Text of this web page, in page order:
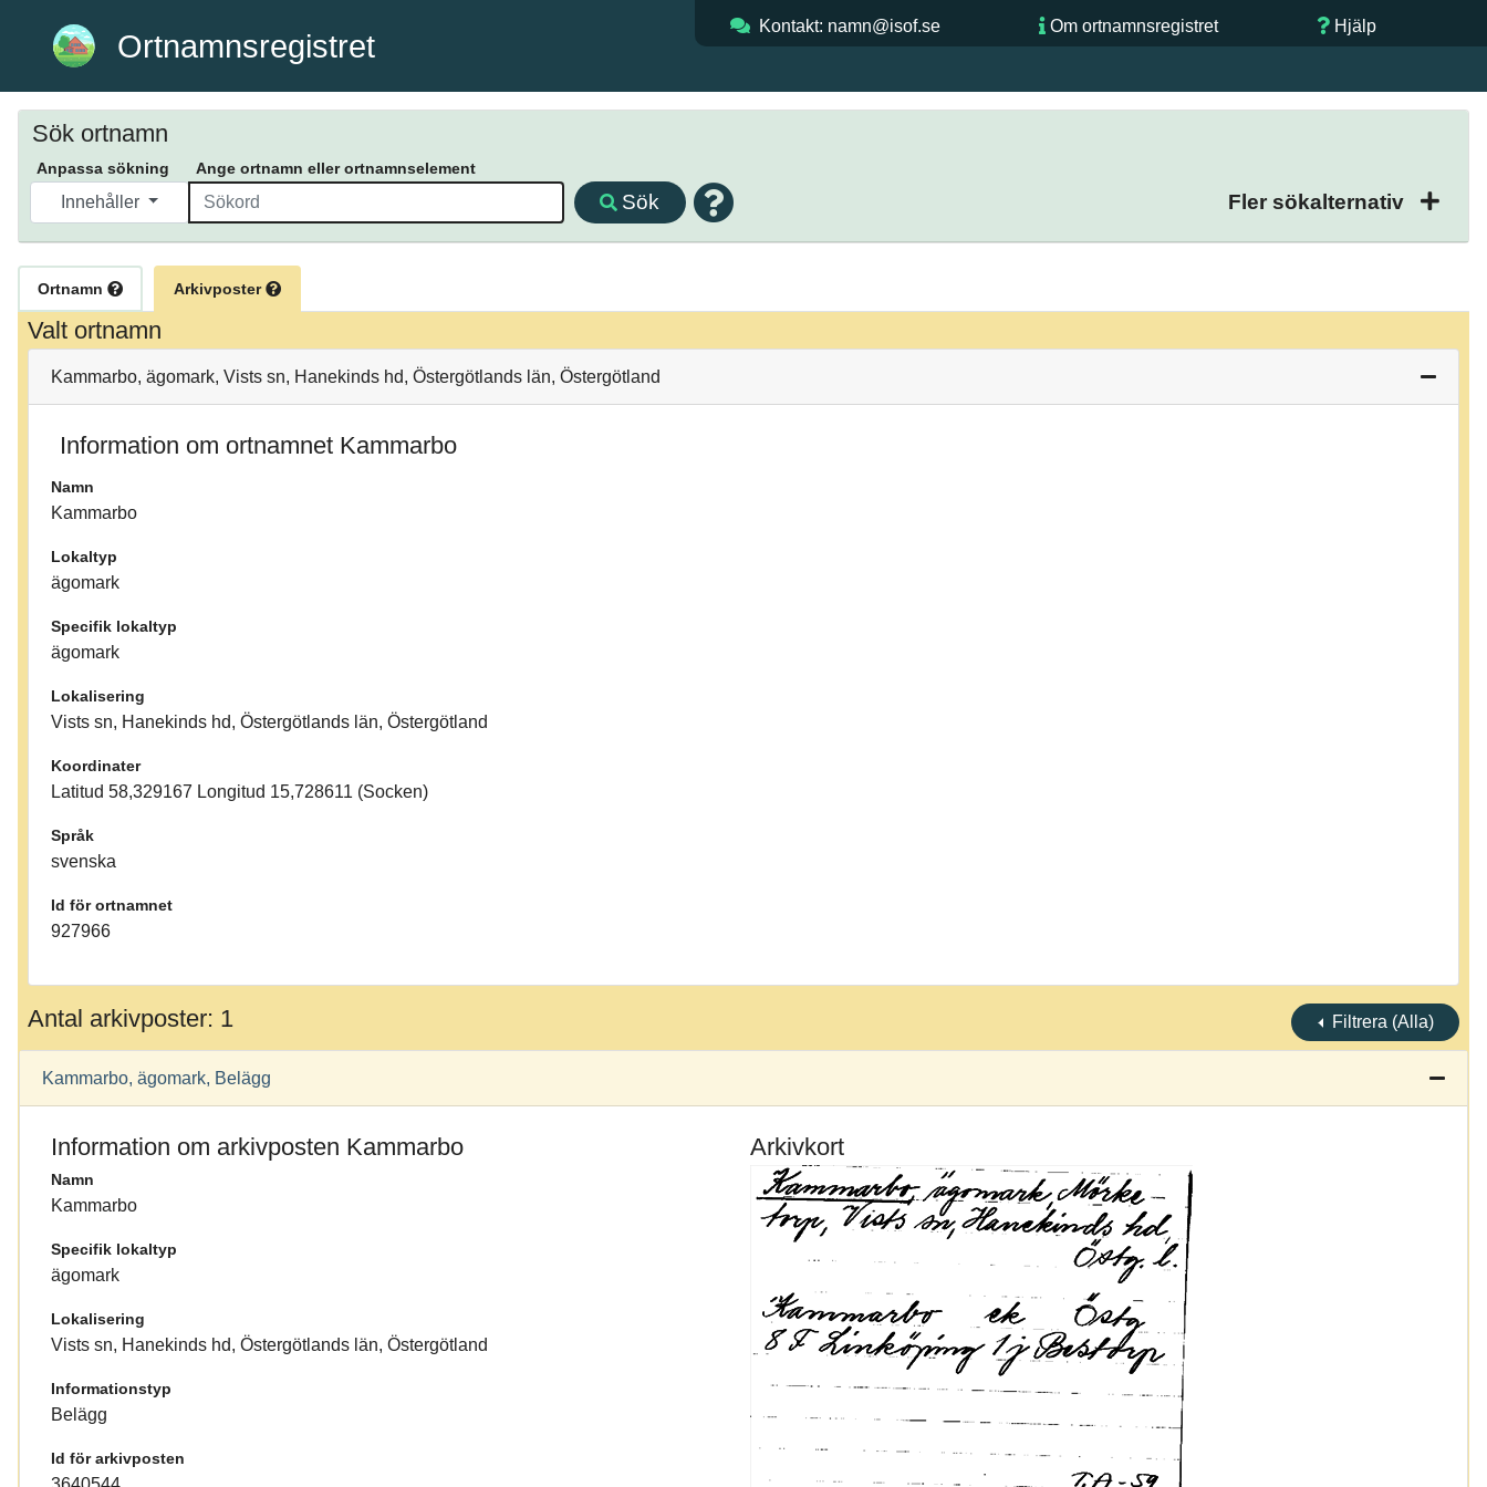
Ortnamnsregistret
Kontakt: namn@isof.se Om ortnamnsregistret Hjälp
Sök ortnamn
Anpassa sökning Ange ortnamn eller ortnamnselement
Innehåller Sök Fler sökalternativ
Ortnamn Arkivposter
Valt ortnamn
Kammarbo, ägomark, Vists sn, Hanekinds hd, Östergötlands län, Östergötland
Information om ortnamnet Kammarbo
Namn
Kammarbo
Lokaltyp
ägomark
Specifik lokaltyp
ägomark
Lokalisering
Vists sn, Hanekinds hd, Östergötlands län, Östergötland
Koordinater
Latitud 58,329167 Longitud 15,728611 (Socken)
Språk
svenska
Id för ortnamnet
927966
Antal arkivposter: 1 Filtrera (Alla)
Kammarbo, ägomark, Belägg
Information om arkivposten Kammarbo
Namn
Kammarbo
Specifik lokaltyp
ägomark
Lokalisering
Vists sn, Hanekinds hd, Östergötlands län, Östergötland
Informationstyp
Belägg
Id för arkivposten
Arkivkort